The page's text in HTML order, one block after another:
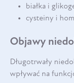
białka i
cysteiny i
Objawy
Długotrwały
wpływać na